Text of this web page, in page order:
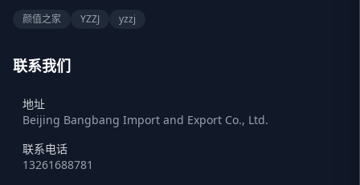
颜值之家 YZZJ yzzj
联系我们
地址
Beijing Bangbang Import and Export Co., Ltd.
联系电话
13261688781